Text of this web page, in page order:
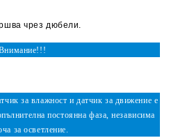
чрез дюбели.
за влажност и датчик за движение е
постоянна фаза, независима
за осветление.